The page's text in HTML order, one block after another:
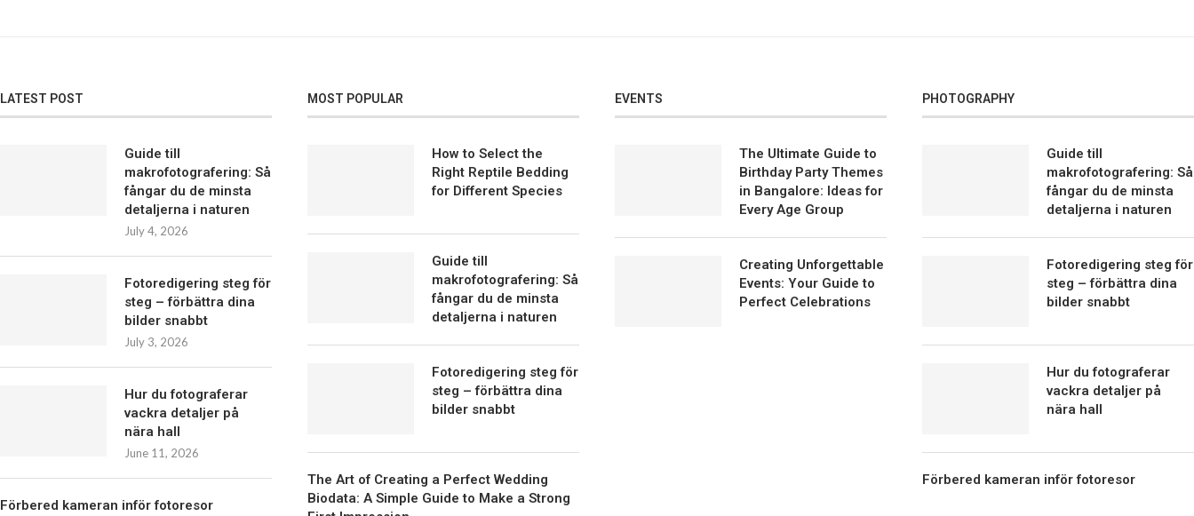
LATEST POST
Guide till
makrofotografering: Så
fångar du de minsta
detaljerna i naturen
July 4, 2026
Fotoredigering steg för
steg – förbättra dina
bilder snabbt
July 3, 2026
Hur du fotograferar
vackra detaljer på
nära hall
June 11, 2026
Förbered kameran inför fotoresor
MOST POPULAR
How to Select the
Right Reptile Bedding
for Different Species
Guide till
makrofotografering: Så
fångar du de minsta
detaljerna i naturen
Fotoredigering steg för
steg – förbättra dina
bilder snabbt
The Art of Creating a Perfect Wedding
Biodata: A Simple Guide to Make a Strong
EVENTS
The Ultimate Guide to
Birthday Party Themes
in Bangalore: Ideas for
Every Age Group
Creating Unforgettable
Events: Your Guide to
Perfect Celebrations
PHOTOGRAPHY
Guide till
makrofotografering: Så
fångar du de minsta
detaljerna i naturen
Fotoredigering steg för
steg – förbättra dina
bilder snabbt
Hur du fotograferar
vackra detaljer på
nära hall
Förbered kameran inför fotoresor